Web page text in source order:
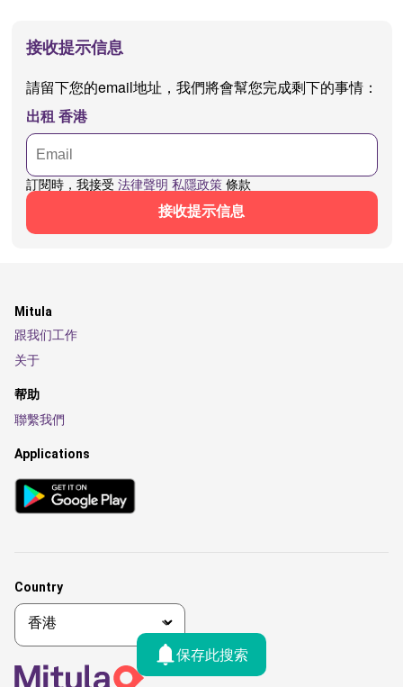
接收提示信息
請留下您的email地址，我們將會幫您完成剩下的事情：
出租 香港
訂閱時，我接受 法律聲明 私隱政策條款
接收提示信息
保存此搜索
Mitula
跟我们工作
关于
帮助
聯繫我們
Applications
Country